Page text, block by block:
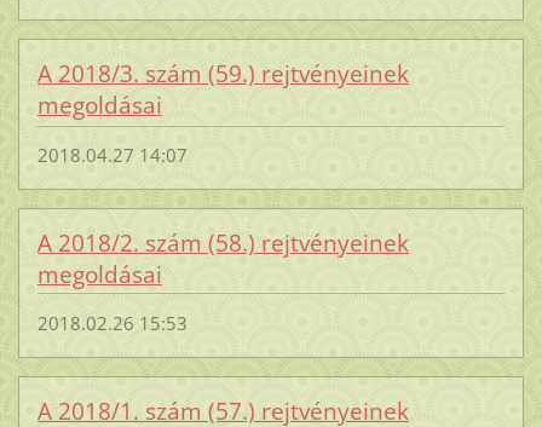
A 2018/3. szám (59.) rejtvényeinek
megoldásai
2018.04.27 14:07
A 2018/2. szám (58.) rejtvényeinek
megoldásai
2018.02.26 15:53
A 2018/1. szám (57.) rejtvényeinek